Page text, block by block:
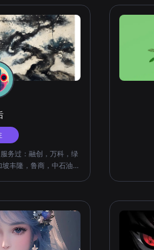
队精神、
务过：融创，万科，绿
丰隆，鲁商，中石油，